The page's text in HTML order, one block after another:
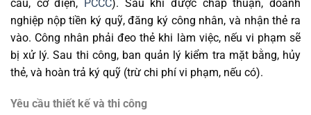
cấu, cơ điện, PCCC). Sau khi được chấp thuận, doanh
nghiệp nộp tiền ký quỹ, đăng ký công nhân, và nhận thẻ ra
vào. Công nhân phải đeo thẻ khi làm việc, nếu vi phạm sẽ
bị xử lý. Sau thi công, ban quản lý kiểm tra mặt bằng, hủy
thẻ, và hoàn trả ký quỹ (trừ chi phí vi phạm, nếu có).
Yêu cầu thiết kế và thi công